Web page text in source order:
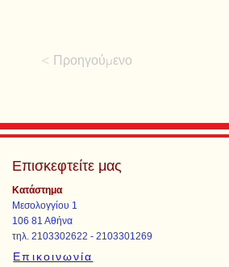
< Προηγούμενο
Επισκεφτείτε μας
Κατάστημα
Μεσολογγίου 1
106 81 Αθήνα
τηλ. 2103302622 - 2103301269
Επικοινωνία